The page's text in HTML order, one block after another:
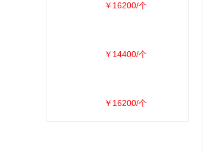
￥16200/个
￥14400/个
￥16200/个